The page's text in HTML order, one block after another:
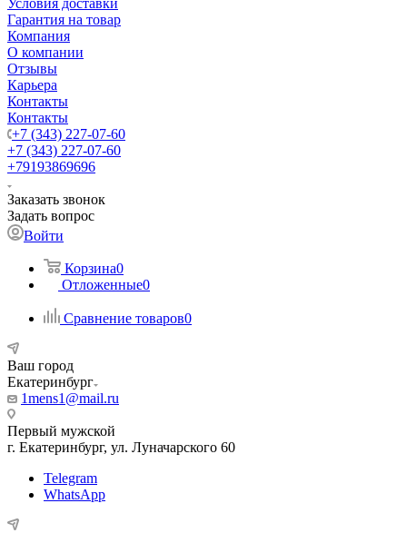
Условия доставки
Гарантия на товар
Компания
О компании
Отзывы
Карьера
Контакты
Контакты
+7 (343) 227-07-60
+7 (343) 227-07-60
+79193869696
Заказать звонок
Задать вопрос
Войти
Корзина0
Отложенные0
Сравнение товаров0
Ваш город
Екатеринбург
1mens1@mail.ru
Первый мужской
г. Екатеринбург, ул. Луначарского 60
Telegram
WhatsApp